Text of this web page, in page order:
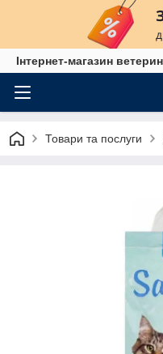
Інтернет-магазин
Товари та послуги